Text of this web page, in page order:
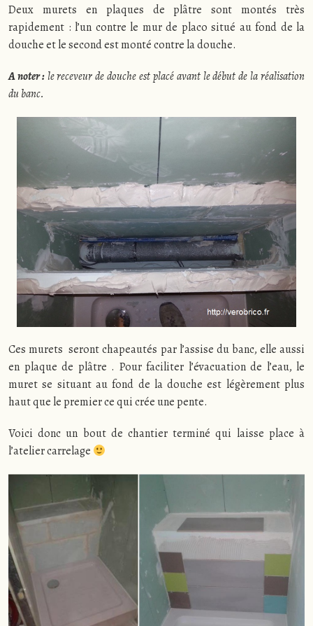
Deux murets en plaques de plâtre sont montés très
rapidement : l’un contre le mur de placo situé au fond de la
douche et le second est monté contre la douche.
A noter :le receveur de douche est placé avant le début de la réalisation
du banc.
Ces murets seront chapeautés par l’assise du banc, elle aussi
en plaque de plâtre . Pour faciliter l’évacuation de l’eau, le
muret se situant au fond de la douche est légèrement plus
haut que le premier ce qui crée une pente.
Voici donc un bout de chantier terminé qui laisse place à
l’atelier carrelage